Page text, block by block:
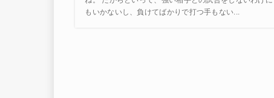
もいかないし、負けてばかりで打つ手もない...